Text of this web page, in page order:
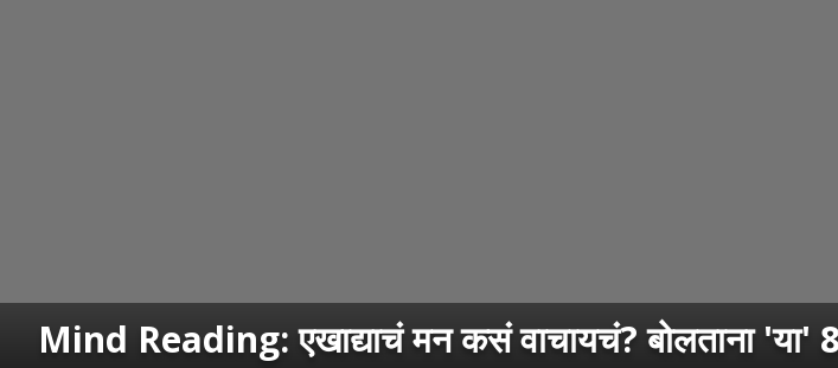
Mind Reading: एखाद्याचं मन कसं वाचायचं? बोलताना 'या' 8